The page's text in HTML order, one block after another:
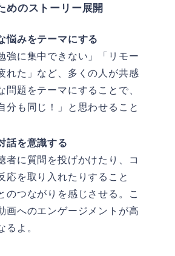
めのストーリー展開
悩みをテーマにする
強に集中できない」「リモー
れた」など、多くの人が共感
問題をテーマにすることで、
分も同じ！」と思わせること
話を意識する
者に質問を投げかけたり、コ
応を取り入れたりすること
のつながりを感じさせる。こ
画へのエンゲージメントが高
るよ。